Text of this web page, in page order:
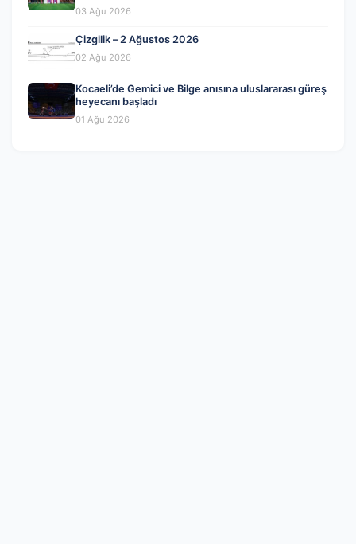
03 Ağu 2026
Çizgilik – 2 Ağustos 2026
02 Ağu 2026
Kocaeli’de Gemici ve Bilge anısına uluslararası güreş
heyecanı başladı
01 Ağu 2026